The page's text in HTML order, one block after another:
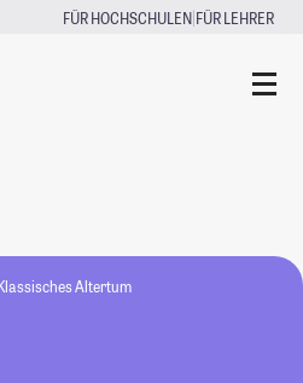
FÜR HOCHSCHULEN|FÜR LEHRER
Altertum